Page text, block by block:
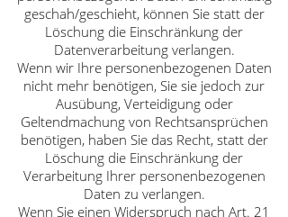
geschah/geschieht, können Sie statt der
Löschung die Einschränkung der
Datenverarbeitung verlangen.
Wenn wir Ihre personenbezogenen Daten
nicht mehr benötigen, Sie sie jedoch zur
Ausübung, Verteidigung oder
Geltendmachung von Rechtsansprüchen
benötigen, haben Sie das Recht, statt der
Löschung die Einschränkung der
Verarbeitung Ihrer personenbezogenen
Daten zu verlangen.
Wenn Sie einen Widerspruch nach Art. 21